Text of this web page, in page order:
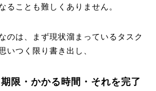
ることも難しくありません。
のは、まず現状溜まっているタスク
いつく限り書き出し、
限・かかる時間・それを完了